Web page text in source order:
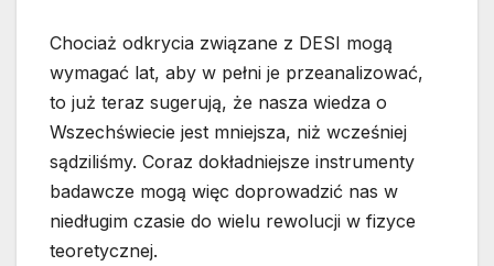
Chociaż odkrycia związane z DESI mogą
wymagać lat, aby w pełni je przeanalizować,
to już teraz sugerują, że nasza wiedza o
Wszechświecie jest mniejsza, niż wcześniej
sądziliśmy. Coraz dokładniejsze instrumenty
badawcze mogą więc doprowadzić nas w
niedługim czasie do wielu rewolucji w fizyce
teoretycznej.